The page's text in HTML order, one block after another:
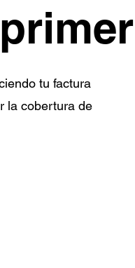
tu factura
la cobertura de